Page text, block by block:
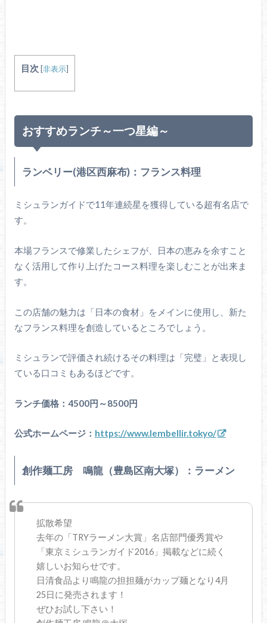
目次 [非表示]
おすすめランチ～一つ星編～
ランベリー(港区西麻布)：フランス料理
ミシュランガイドで11年連続星を獲得している超有名店で
す。
本場フランスで修業したシェフが、日本の恵みを余すこと
なく活用して作り上げたコース料理を楽しむことが出来ま
す。
この店舗の魅力は「日本の食材」をメインに使用し、新た
なフランス料理を創造しているところでしょう。
ミシュランで評価され続けるその料理は「完璧」と表現し
ている口コミもあるほどです。
ランチ価格：4500円～8500円
公式ホームページ： https://www.lembellir.tokyo/
創作麺工房 鳴龍（豊島区南大塚）：ラーメン
拡散希望
去年の「TRYラーメン大賞」名店部門優秀賞や
「東京ミシュランガイド2016」掲載などに続く
嬉しいお知らせです。
日清食品より鳴龍の担担麺がカップ麺となり4月
25日に発売されます！
ぜひお試し下さい！